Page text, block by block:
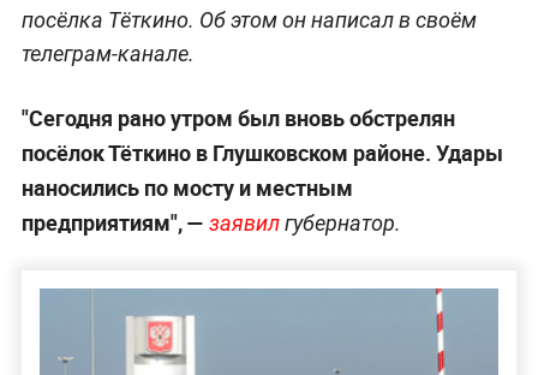
посёлка Тёткино. Об этом он написал в своём
телеграм-канале.
"Сегодня рано утром был вновь обстрелян
посёлок Тёткино в Глушковском районе. Удары
наносились по мосту и местным
предприятиям", — заявилгубернатор.